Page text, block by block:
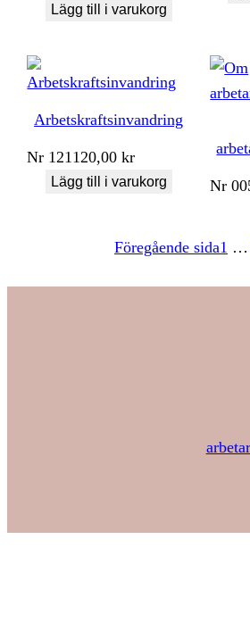
Lägg till i varukorg
Arbetskraftsinvandring
Nr 121120,00kr
Lägg till i varukorg Nr
Föregående sida1 …